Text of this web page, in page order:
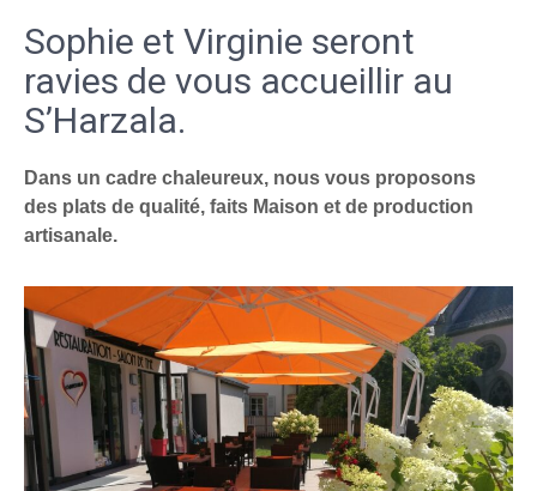
Sophie et Virginie seront
ravies de vous accueillir au
S’Harzala.
Dans un cadre chaleureux, nous vous proposons
des plats de qualité, faits Maison et de production
artisanale.